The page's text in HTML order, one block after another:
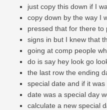
just copy this down if I
copy down by the way I
pressed that for there to
signs in but I knew that
going at comp people
do is say hey look go
the last row the ending
special date and if it was
date was a special day
calculate a new special